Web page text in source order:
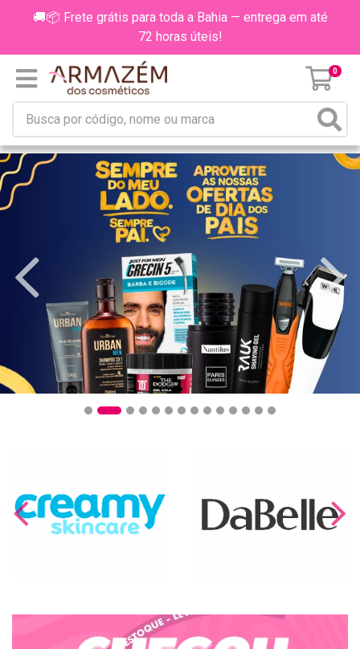
🚚📦 Frete grátis para toda a Bahia — entrega em até
72 horas úteis!
0